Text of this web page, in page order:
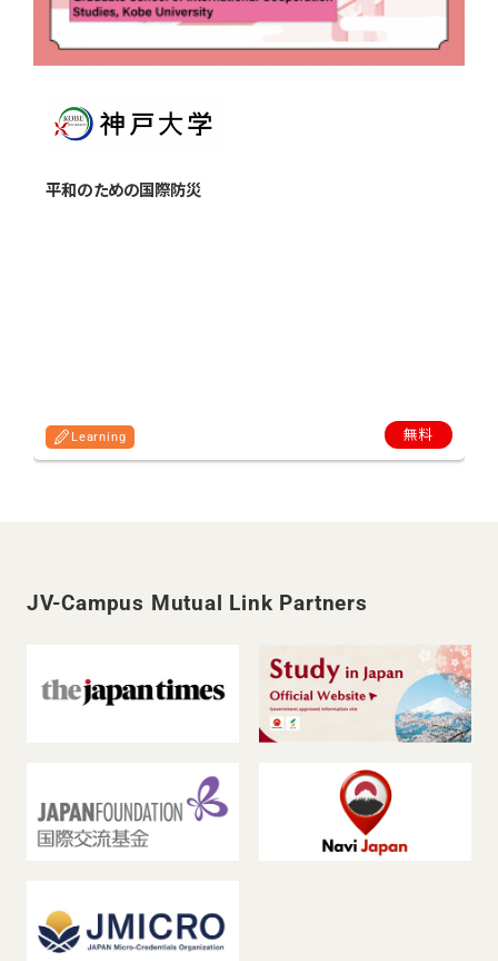
平和のための国際防災
Learning 無料
JV-Campus Mutual Link Partners